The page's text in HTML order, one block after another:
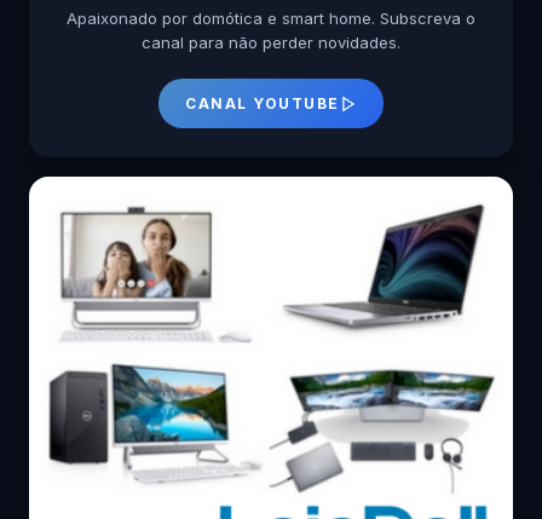
Apaixonado por domótica e smart home. Subscreva o
canal para não perder novidades.
CANAL YOUTUBE